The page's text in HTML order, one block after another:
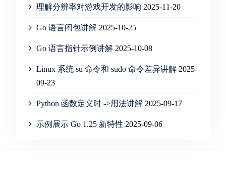
理解分辨率对游戏开发的影响 2025-11-20
Go 语言闭包讲解 2025-10-25
Go 语言指针示例讲解 2025-10-08
Linux 系统 su 命令和 sudo 命令差异讲解 2025-
09-23
Python 函数定义时 ->用法讲解 2025-09-17
示例展示 Go 1.25 新特性 2025-09-06